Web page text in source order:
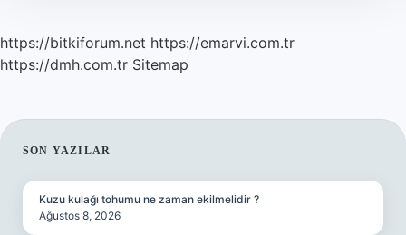
https://bitkiforum.net https://emarvi.com.tr
https://dmh.com.tr Sitemap
SIDEBAR
SON YAZILAR
Kuzu kulağı tohumu ne zaman ekilmelidir ?
Ağustos 8, 2026